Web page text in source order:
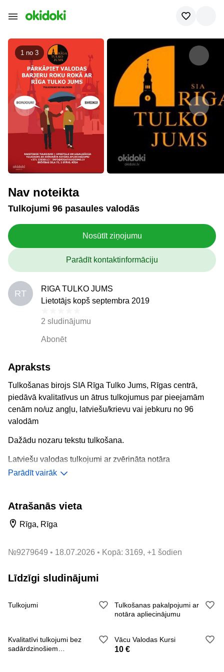
1 no 3
Nav noteikta
Tulkojumi 96 pasaules valodās
Nosūtīt ziņojumu
Parādīt kontaktinformāciju
RT
RīGA TULKO JUMS
Lietotājs kopš septembra 2019
2 sludinājumu
Abonēt
Apraksts
Tulkošanas birojs SIA Rīga Tulko Jums, Rīgas centrā,
piedāvā kvalitatīvus un ātrus tulkojumus par pieejamām
cenām no/uz angļu, latviešu/krievu vai jebkuru no 96
valodām
Dažādu nozaru tekstu tulkošana.
Latviešu valodas tulkojumi ar zvērināta notāra
apliecinājumu.
apliecinājumu.
Dokumentu apostilizācija (legalizācija).
Ērta autostāvvieta. Blīva sabiedriskā transporta plūsma.
Sūtiet savu pieprasījumu e-pastā un mēs atbildēsim par
Atrodamies blakus Dailes teātrim. Brīvības iela 73, 2.
Parādīt vairāk
Atrašanās vieta
Rīga, Rīga
№9279649 18.07.2026 Kopā: 3169, +1 šodien
Līdzīgi sludinājumi
Tulkojumi
Tulkošanas pakalpojumi ar
notāra apliecinājumu
Kvalitatīvi tulkojumi bez
sadārdzinošiem
Vācu Valodas Kursi
10 €